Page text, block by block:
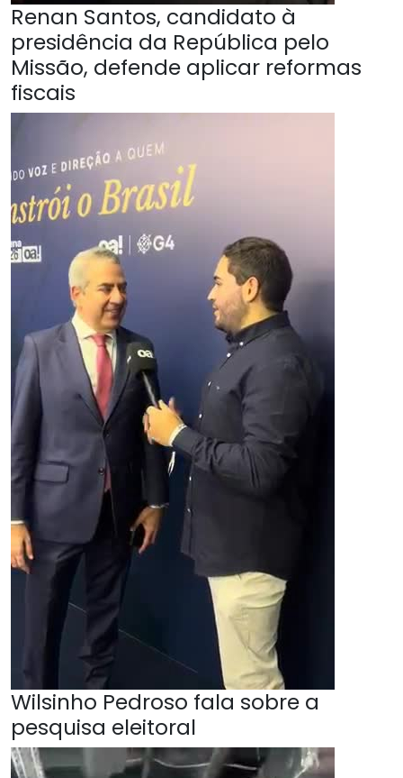
Renan Santos, candidato à
presidência da República pelo
Missão, defende aplicar reformas
fiscais
Wilsinho Pedroso fala sobre a
pesquisa eleitoral